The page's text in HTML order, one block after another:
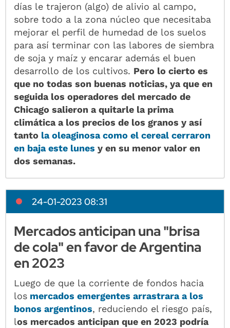
días le trajeron (algo) de alivio al campo,
sobre todo a la zona núcleo que necesitaba
mejorar el perfil de humedad de los suelos
para así terminar con las labores de siembra
de soja y maíz y encarar además el buen
desarrollo de los cultivos. Pero lo cierto es
que no todas son buenas noticias, ya que en
seguida los operadores del mercado de
Chicago salieron a quitarle la prima
climática a los precios de los granos y así
tanto la oleaginosa como el cereal cerraron
en baja este lunesy en su menor valor en
dos semanas.
24-01-2023 08:31
Mercados anticipan una "brisa
de cola" en favor de Argentina
en 2023
Luego de que la corriente de fondos hacia
los mercados emergentes arrastrara a los
bonos argentinos, reduciendo el riesgo país,
los mercados anticipan que en 2023 podría